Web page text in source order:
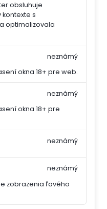
obsluhuje
kontexte s
optimalizovala
okna 18+ pre web.
neznámý
okna 18+ pre
neznámý
neznámý
zobrazenia ľavého
neznámý